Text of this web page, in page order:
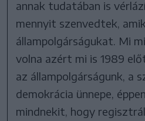
annak tudatában is
mennyit szenvedtek,
állampolgárságukat. Mi
volna azért mi is 1989
az állampolgárságunk, a
demokrácia ünnepe,
mindnekit, hogy